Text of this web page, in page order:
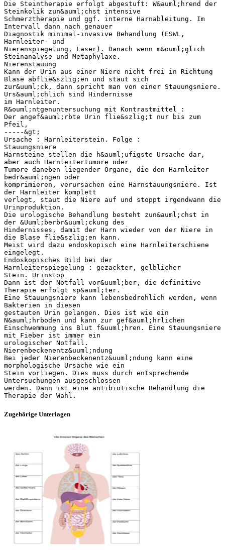
Die Steintherapie erfolgt abgestuft: W&auml;hrend der
Steinkolik zun&auml;chst intensive
Schmerztherapie und ggf. interne Harnableitung. Im
Intervall dann nach genauer
Diagnostik minimal-invasive Behandlung (ESWL,
Harnleiter- und
Nierenspiegelung, Laser). Danach wenn m&ouml;glich
Steinanalyse und Metaphylaxe.
Nierenstauung
Kann der Urin aus einer Niere nicht frei in Richtung
Blase abflie&szlig;en und staut sich
zur&uuml;ck, dann spricht man von einer Stauungsniere.
Urs&auml;chlich sind Hindernisse
im Harnleiter.
R&ouml;ntgenuntersuchung mit Kontrastmittel :
Der angef&auml;rbte Urin flie&szlig;t nur bis zum
Pfeil,
-----&gt;
Ursache : Harnleiterstein. Folge :
Stauungsniere
Harnsteine stellen die h&auml;ufigste Ursache dar,
aber auch Harnleitertumore oder
Tumore daneben liegender Organe, die den Harnleiter
bedr&auml;ngen oder
komprimieren, verursachen eine Harnstauungsniere. Ist
der Harnleiter komplett
verlegt, staut die Niere auf und stoppt irgendwann die
Urinproduktion.
Die urologische Behandlung besteht zun&auml;chst in
der &Uuml;berbr&uuml;ckung des
Hindernisses, damit der Harn wieder von der Niere in
die Blase flie&szlig;en kann.
Meist wird dazu endoskopisch eine Harnleiterschiene
eingelegt.
Endoskopisches Bild bei der
Harnleiterspiegelung : gezackter, gelblicher
Stein. Urinstop
Dann ist der Notfall vor&uuml;ber, die definitive
Therapie erfolgt sp&auml;ter.
Eine Stauungsniere kann lebensbedrohlich werden, wenn
Bakterien in diesen
gestauten Urin gelangen. Dies ist wie ein
N&auml;hrboden und kann zur gef&auml;hrlichen
Einschwemmung ins Blut f&uuml;hren. Eine Stauungsniere
mit Fieber ist immer ein
urologischer Notfall.
Nierenbeckenentz&uuml;ndung
Bei jeder Nierenbeckenentz&uuml;ndung kann eine
morphologische Ursache wie ein
Stein vorliegen. Dies muss durch entsprechende
Untersuchungen ausgeschlossen
werden. Dann ist eine antibiotische Behandlung die
Zugehörige Unterlagen